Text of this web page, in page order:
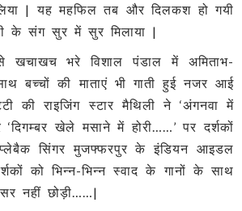
| यह महफिल तब और दिलकश हो गयी
के संग सुर में सुर मिलाया |
खचाखच भरे विशाल पंडाल में अमिताभ-
बच्चों की माताएं भी गाती हुई नजर आई
की राइजिंग स्टार मैथिली ने ‘अंगनवा में
खेले मसाने में होरी……’ पर दर्शकों
प्लेबैक सिंगर मुजफ्फरपुर के इंडियन आइडल
को भिन्न-भिन्न स्वाद के गानों के साथ
नहीं छोड़ी……|